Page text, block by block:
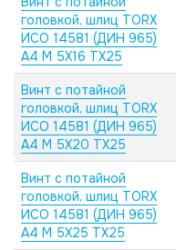
головкой, шлиц TORX
ИСО 14581 (ДИН 965)
А4 M 5X16 TX25
Винт с потайной
головкой, шлиц TORX
ИСО 14581 (ДИН 965)
А4 M 5X20 TX25
Винт с потайной
головкой, шлиц TORX
ИСО 14581 (ДИН 965)
А4 M 5X25 TX25